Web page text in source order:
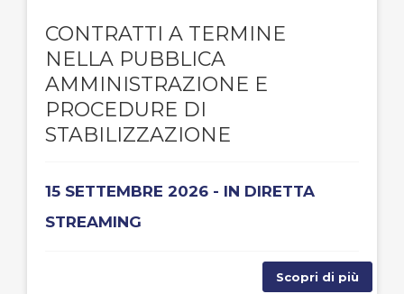
CONTRATTI A TERMINE
NELLA PUBBLICA
AMMINISTRAZIONE E
PROCEDURE DI
STABILIZZAZIONE
15 SETTEMBRE 2026 - IN DIRETTA
STREAMING
Scopri di più